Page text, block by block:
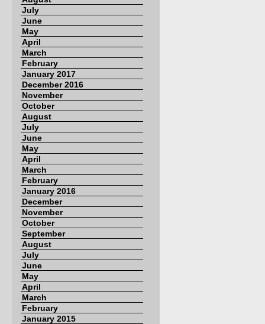
July
June
May
April
March
February
January 2017
December 2016
November
October
August
July
June
May
April
March
February
January 2016
December
November
October
September
August
July
June
May
April
March
February
January 2015